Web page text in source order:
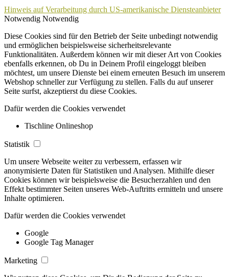
Hinweis auf Verarbeitung durch US-amerikanische Diensteanbieter
Notwendig Notwendig
Diese Cookies sind für den Betrieb der Seite unbedingt notwendig
und ermöglichen beispielsweise sicherheitsrelevante
Funktionalitäten. Außerdem können wir mit dieser Art von Cookies
ebenfalls erkennen, ob Du in Deinem Profil eingeloggt bleiben
möchtest, um unsere Dienste bei einem erneuten Besuch im unserem
Webshop schneller zur Verfügung zu stellen. Falls du auf unserer
Seite surfst, akzeptierst du diese Cookies.
Dafür werden die Cookies verwendet
Tischline Onlineshop
Statistik
Um unsere Webseite weiter zu verbessern, erfassen wir
anonymisierte Daten für Statistiken und Analysen. Mithilfe dieser
Cookies können wir beispielsweise die Besucherzahlen und den
Effekt bestimmter Seiten unseres Web-Auftritts ermitteln und unsere
Inhalte optimieren.
Dafür werden die Cookies verwendet
Google
Google Tag Manager
Marketing